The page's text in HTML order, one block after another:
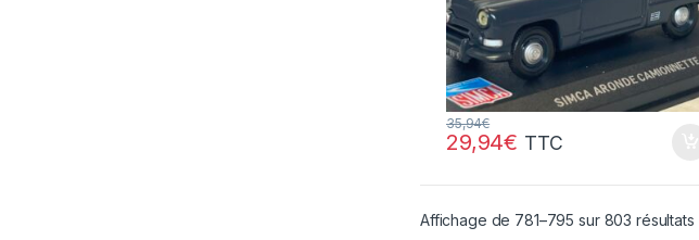
29,94€
35,94€
TTC
Affichage de 781–795 sur 803 résultats